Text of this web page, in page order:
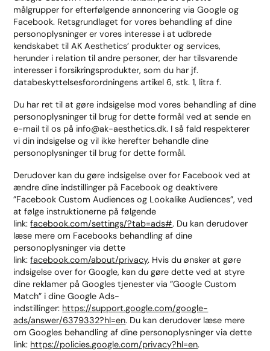
målgrupper for efterfølgende annoncering via Google og
Facebook. Retsgrundlaget for vores behandling af dine
personoplysninger er vores interesse i at udbrede
kendskabet til AK Aesthetics’ produkter og services,
herunder i relation til andre personer, der har tilsvarende
interesser i forsikringsprodukter, som du har jf.
databeskyttelsesforordningens artikel 6, stk. 1, litra f.
Du har ret til at gøre indsigelse mod vores behandling af dine
personoplysninger til brug for dette formål ved at sende en
e-mail til os på info@ak-aesthetics.dk. I så fald respekterer
vi din indsigelse og vil ikke herefter behandle dine
personoplysninger til brug for dette formål.
Derudover kan du gøre indsigelse over for Facebook ved at
ændre dine indstillinger på Facebook og deaktivere
”Facebook Custom Audiences og Lookalike Audiences”, ved
at følge instruktionerne på følgende
link:facebook.com/settings/?tab=ads#. Du kan derudover
læse mere om Facebooks behandling af dine
personoplysninger via dette
link:facebook.com/about/privacy. Hvis du ønsker at gøre
indsigelse over for Google, kan du gøre dette ved at styre
dine reklamer på Googles tjenester via ”Google Custom
Match” i dine Google Ads-
indstillinger: https://support.google.com/google-
ads/answer/6379332?hl=en. Du kan derudover læse mere
om Googles behandling af dine personoplysninger via dette
link: https://policies.google.com/privacy?hl=en.